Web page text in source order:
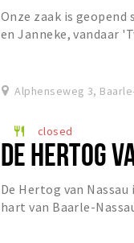
Onze zaak is geopend
en Janneke, vandaar
Alphenseweg 3,
restaurant closed
DE HERTOG
De Hertog van
hart van Baarle-